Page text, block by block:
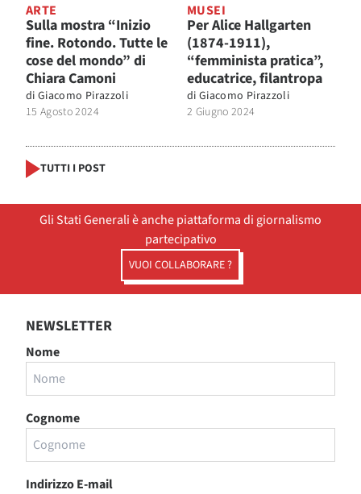
ARTE
Sulla mostra “Inizio
fine. Rotondo. Tutte le
cose del mondo” di
Chiara Camoni
di Giacomo Pirazzoli
15 Agosto 2024
MUSEI
Per Alice Hallgarten
(1874-1911),
“femminista pratica”,
educatrice, filantropa
di Giacomo Pirazzoli
2 Giugno 2024
TUTTI I POST
Gli Stati Generali è anche piattaforma di giornalismo
partecipativo
VUOI COLLABORARE ?
NEWSLETTER
Nome
Cognome
Indirizzo E-mail